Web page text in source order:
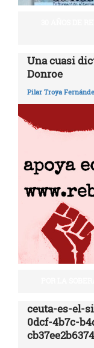
Una cuasi
Donroe
Pilar Troya
ceuta-es-el-
0dcf-4b7c-